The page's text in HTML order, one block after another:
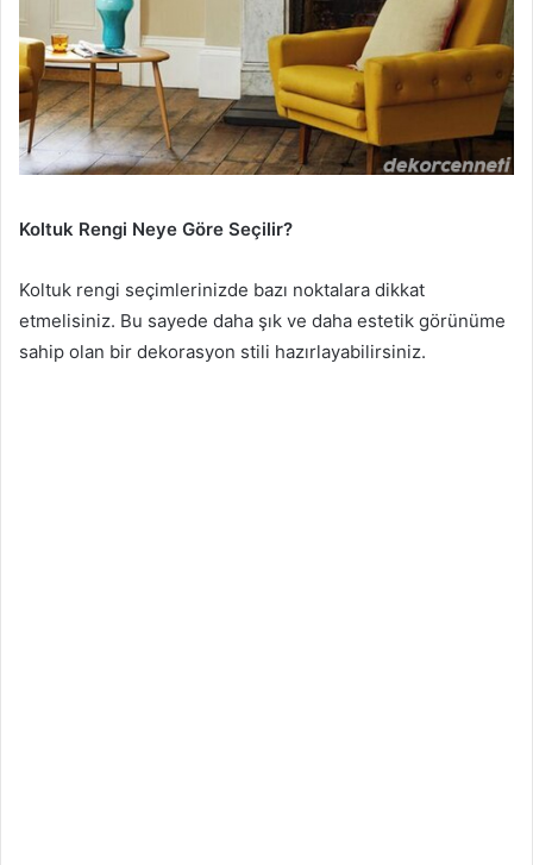
Koltuk Rengi Neye Göre Seçilir?
Koltuk rengi seçimlerinizde bazı noktalara dikkat
etmelisiniz. Bu sayede daha şık ve daha estetik görünüme
sahip olan bir dekorasyon stili hazırlayabilirsiniz.